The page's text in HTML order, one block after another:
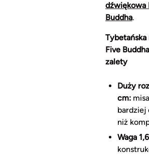
dźwiękowa
Buddha.
Five
zalety
Duży
cm:
bardziej
niż
Waga